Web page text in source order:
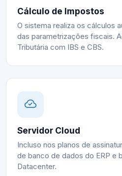
Cálculo de Impostos
O sistema realiza os cálculos
das parametrizações fiscais.
Tributária com IBS e CBS.
Servidor Cloud
Incluso nos planos de
de banco de dados do ERP e
Datacenter.